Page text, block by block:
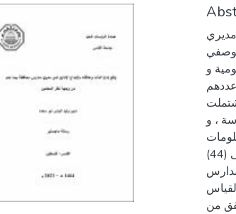
مديري
و
2022/ 2023 والبالغ عددهم
الدراسة ، و
الديمغرافية لأفراد عينة الدراسة، القسم الثاني: و تضمن بصورته النهائية على (44)
على (20) فقرة ، لقياس
من